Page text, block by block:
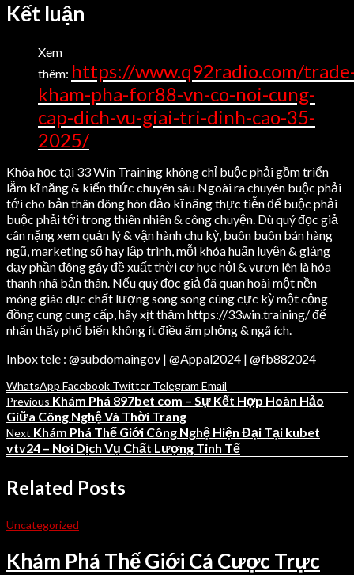
Kết luận
Xem
thêm: https://www.q92radio.com/
kham-pha-for88-vn-co-noi-cung-
cap-dich-vu-giai-tri-dinh-cao-35-
2025/
Khóa học tại 33 Win Training không chỉ buộc phải gồm triển
lẵm kĩ năng & kiến thức chuyên sâu Ngoài ra chuyên buộc phải
tới cho bản thân đông hòn đảo kĩ năng thực tiễn để buộc phải
buộc phải tới trong thiên nhiên & công chuyện. Dù quý đọc giả
cân nặng xem quản lý & vận hành chu kỳ, buôn buôn bán hàng
ngũ, marketing số hay lập trình, mỗi khóa huấn luyện & giảng
dạy phần đông gây đề xuất thời cơ học hỏi & vươn lên là hóa
thanh nhã bản thân. Nếu quý đọc giả đã quan hoài một nền
móng giáo dục chất lượng song song cùng cực kỳ một cộng
đồng cung cung cấp, hãy xịt thăm https://33win.training/ để
nhấn thấy phổ biến không ít điều ấm phỏng & ngã ích.
Inbox tele : @subdomaingov | @Appal2024 | @fb882024
WhatsApp Facebook Twitter Telegram Email
Previous Khám Phá 897bet com – Sự Kết Hợp Hoàn Hảo
Giữa Công Nghệ Và Thời Trang
Next Khám Phá Thế Giới Công Nghệ Hiện Đại Tại kubet
vtv24 – Nơi Dịch Vụ Chất Lượng Tinh Tế
Related Posts
Uncategorized
Khám Phá Thế Giới Cá Cược Trực